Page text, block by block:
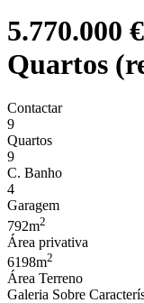
5.770.000 €
Quartos
Contactar
9
Quartos
9
C. Banho
4
Garagem
792m2
Área privativa
6198m2
Área Terreno
Galeria Sobre